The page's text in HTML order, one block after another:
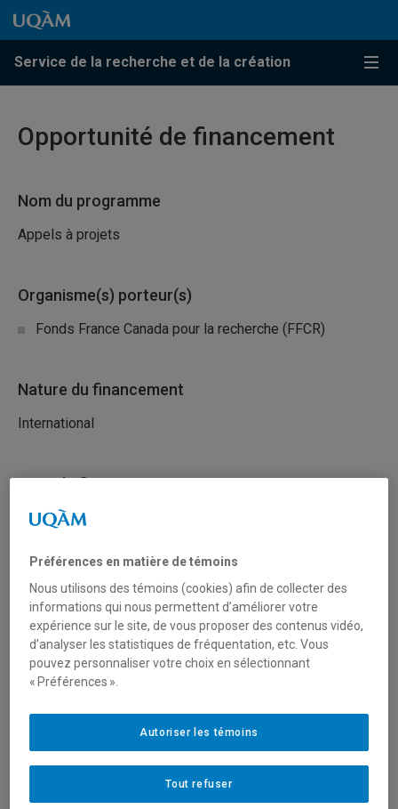
Passer au contenu
Accéder au menu principal
Accéder à la recherche
Passer au contenu
Accéder au menu principal
Service de la recherche et de la création
Menu
Opportunité de financement
Nom du programme
Appels à projets
Organisme(s) porteur(s)
Fonds France Canada pour la recherche (FFCR)
Nature du financement
International
Type de financement
Fonctionnement
Mobilisation des connaissances (réseautage, transfert
Secteur(s)
Arts et création
Sciences humaines et sociales
Sciences liées à la santé
Sciences naturelles et mathématiques
Préférences en matière de témoins
Nous utilisons des témoins (cookies) afin de collecter des
informations qui nous permettent d’améliorer votre
expérience sur le site, de vous proposer des contenus vidéo,
d’analyser les statistiques de fréquentation, etc. Vous
pouvez personnaliser votre choix en sélectionnant
« Préférences ».
Tout refuser
Autoriser les témoins